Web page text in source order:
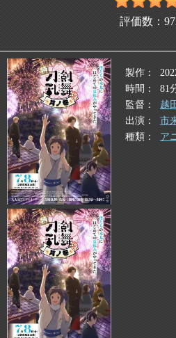
評価数：
製作
時間
81
監督
越
出演
市
種類
ア